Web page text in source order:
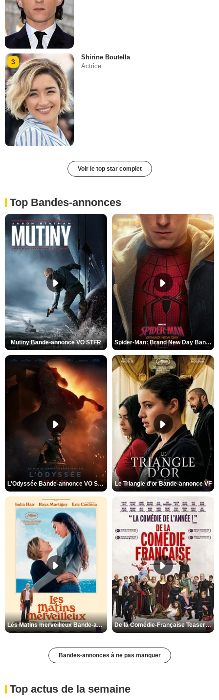
3
Shirine Boutella
Actrice
Voir le top star complet
Top Bandes-annonces
Mutiny Bande-annonce VO STFR Spider-Man: Brand New Day Bande-annonce VO STFR
L'Odyssée Bande-annonce VO STFR Le Triangle d'or Bande-annonce VF
Les Matins merveilleux Bande-annonce VF De la Comédie-Française Teaser VF
Bandes-annonces à ne pas manquer
Top actus de la semaine